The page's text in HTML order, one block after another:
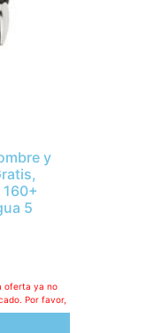
y
5
oferta ya no
Por favor,